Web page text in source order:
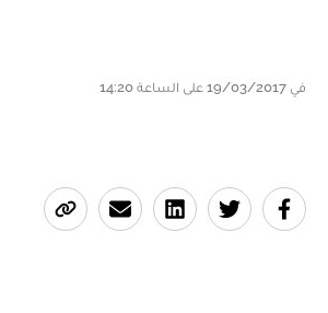
في 19/03/2017 على الساعة 14:20